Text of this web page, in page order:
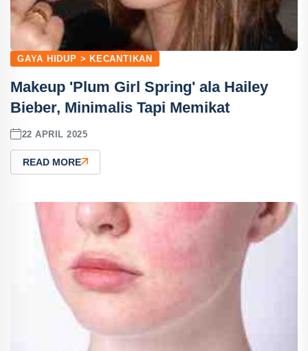
GAYA HIDUP > KECANTIKAN
Makeup 'Plum Girl Spring' ala Hailey
Bieber, Minimalis Tapi Memikat
22 APRIL 2025
READ MORE